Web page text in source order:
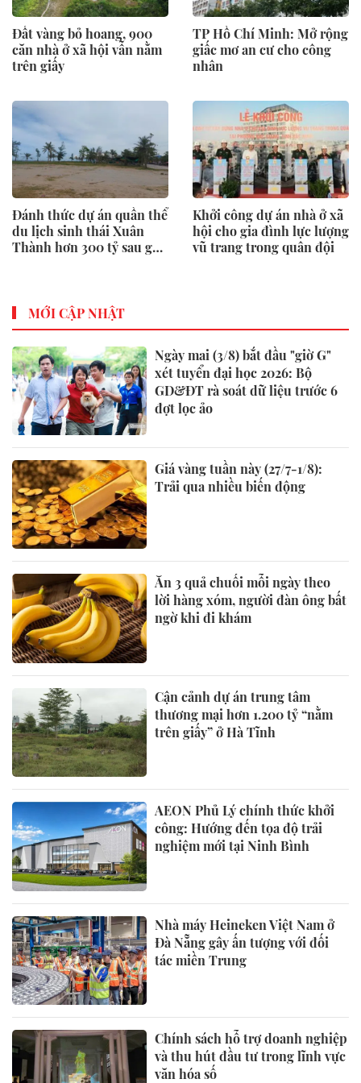
Đất vàng bỏ hoang, 900
căn nhà ở xã hội vẫn nằm
trên giấy
TP Hồ Chí Minh: Mở rộng
giấc mơ an cư cho công
nhân
Đánh thức dự án quần thể
du lịch sinh thái Xuân
Thành hơn 300 tỷ sau gần
Khởi công dự án nhà ở xã
hội cho gia đình lực lượng
vũ trang trong quân đội
MỚI CẬP NHẬT
Ngày mai (3/8) bắt đầu "giờ G"
xét tuyển đại học 2026: Bộ
GD&ĐT rà soát dữ liệu trước 6
đợt lọc ảo
Giá vàng tuần này (27/7-1/8):
Trải qua nhiều biến động
Ăn 3 quả chuối mỗi ngày theo
lời hàng xóm, người đàn ông bất
ngờ khi đi khám
Cận cảnh dự án trung tâm
thương mại hơn 1.200 tỷ “nằm
trên giấy” ở Hà Tĩnh
AEON Phủ Lý chính thức khởi
công: Hướng đến tọa độ trải
nghiệm mới tại Ninh Bình
Nhà máy Heineken Việt Nam ở
Đà Nẵng gây ấn tượng với đối
tác miền Trung
Chính sách hỗ trợ doanh nghiệp
và thu hút đầu tư trong lĩnh vực
văn hóa số